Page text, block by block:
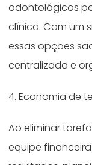
odontológicos
clínica. Com um
essas opções
centralizada e
4. Economia de
Ao eliminar
equipe